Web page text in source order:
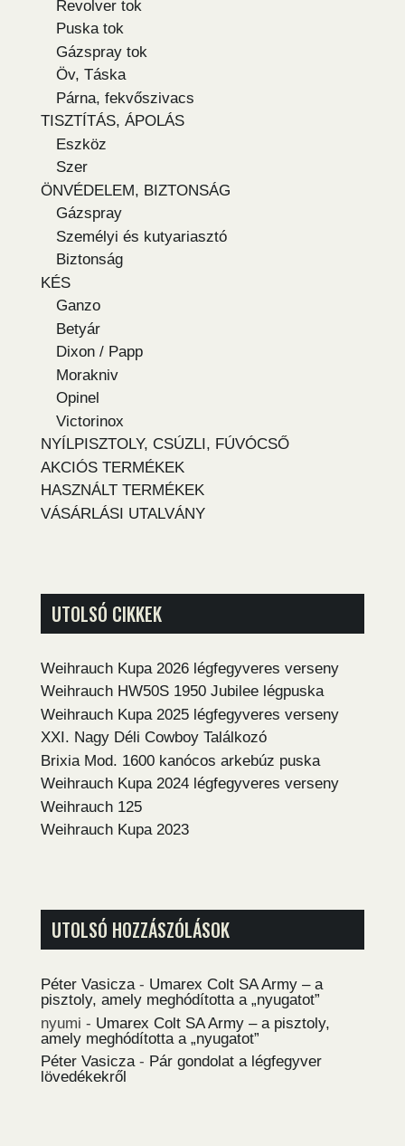
Revolver tok
Puska tok
Gázspray tok
Öv, Táska
Párna, fekvőszivacs
TISZTÍTÁS, ÁPOLÁS
Eszköz
Szer
ÖNVÉDELEM, BIZTONSÁG
Gázspray
Személyi és kutyariasztó
Biztonság
KÉS
Ganzo
Betyár
Dixon / Papp
Morakniv
Opinel
Victorinox
NYÍLPISZTOLY, CSÚZLI, FÚVÓCSŐ
AKCIÓS TERMÉKEK
HASZNÁLT TERMÉKEK
VÁSÁRLÁSI UTALVÁNY
UTOLSÓ CIKKEK
Weihrauch Kupa 2026 légfegyveres verseny
Weihrauch HW50S 1950 Jubilee légpuska
Weihrauch Kupa 2025 légfegyveres verseny
XXI. Nagy Déli Cowboy Találkozó
Brixia Mod. 1600 kanócos arkebúz puska
Weihrauch Kupa 2024 légfegyveres verseny
Weihrauch 125
Weihrauch Kupa 2023
UTOLSÓ HOZZÁSZÓLÁSOK
Péter Vasicza- Umarex Colt SA Army – a
pisztoly, amely meghódította a „nyugatot”
nyumi - Umarex Colt SA Army – a pisztoly,
amely meghódította a „nyugatot”
Péter Vasicza- Pár gondolat a légfegyver
lövedékekről